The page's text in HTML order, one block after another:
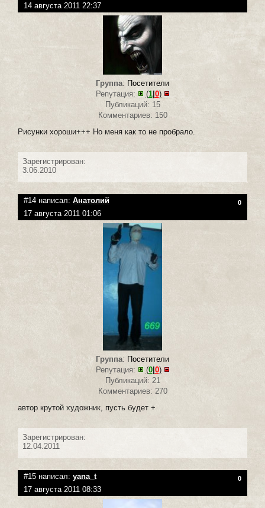
14 августа 2011 22:37
Группа: Посетители
Репутация:
(1|0)
Публикаций: 15
Комментариев: 150
Рисунки хороши+++ Но меня как то не пробрало.
Зарегистрирован:
3.06.2010
#14 написал: Анатолий 0
17 августа 2011 01:06
Группа: Посетители
Репутация:
(0| 0)
Публикаций: 21
Комментариев: 270
автор крутой художник, пусть будет +
Зарегистрирован:
12.04.2011
#15 написал: yana_t 0
17 августа 2011 08:33